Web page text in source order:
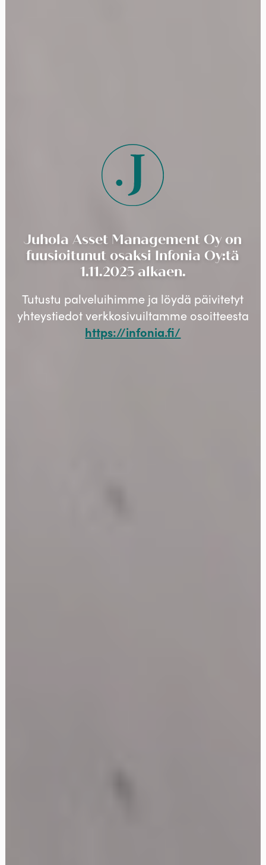
Juhola Asset Management Oy on
fuusioitunut osaksi Infonia Oy:tä
1.11.2025 alkaen.
Tutustu palveluihimme ja löydä päivitetyt
yhteystiedot verkkosivuiltamme osoitteesta
https://infonia.fi/